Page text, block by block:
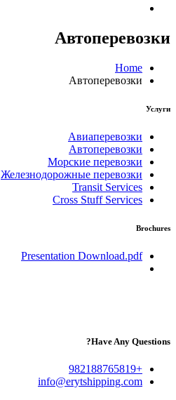
Автоперевозки
Home
Автоперевозки
Услуги
Авиаперевозки
Автоперевозки
Морские перевозки
Железнодорожные перевозки
Transit Services
Cross Stuff Services
Brochures
Presentation Download.pdf
Have Any Questions?
+982188765819
info@erytshipping.com